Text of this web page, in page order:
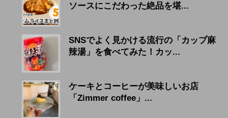
ソースにこだわった絶品を堪...
SNSでよく見かける流行の「カップ麻
辣湯」を食べてみた！カッ...
ケーキとコーヒーが美味しいお店
「Zimmer coffee」...